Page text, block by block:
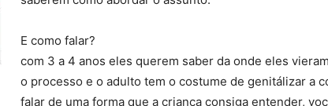
E como falar?
com 3 a 4 anos eles querem saber da onde eles
o processo e o adulto tem o costume de genitálizar a
falar de uma forma que a criança consiga entender,